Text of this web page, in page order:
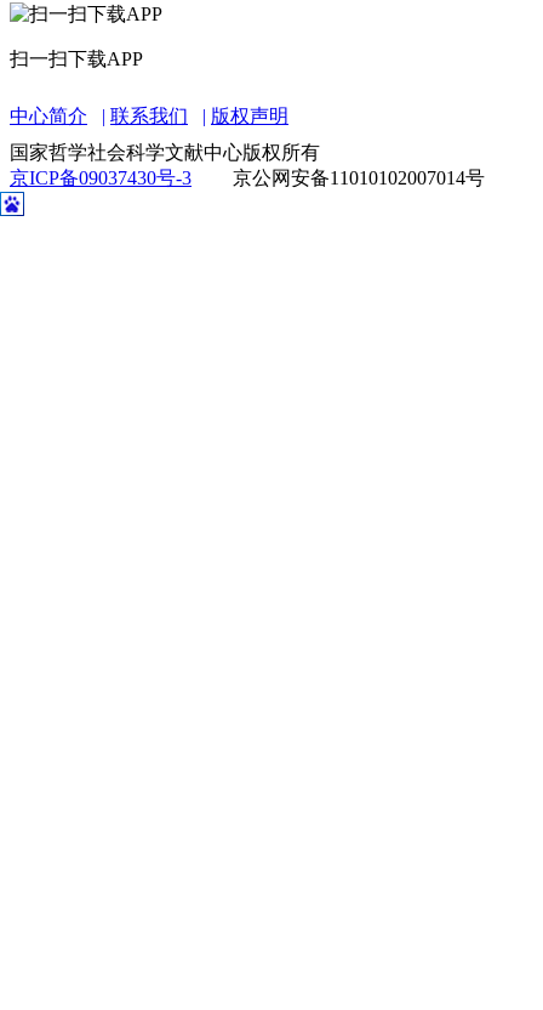
扫一扫下载APP
中心简介 联系我们
版权声明
国家哲学社会科学文献中心版权所有
京ICP备09037430号-3
京公网安备11010102007014号